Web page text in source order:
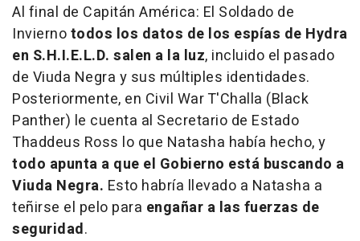
Al final de Capitán América: El Soldado de
Inviernotodos los datos de los espías de Hydra
en S.H.I.E.L.D. salen a la luz, incluido el pasado
de Viuda Negra y sus múltiples identidades.
Posteriormente, en Civil WarT'Challa (Black
Panther) le cuenta al Secretario de Estado
Thaddeus Ross lo que Natasha había hecho, y
todo apunta a que el Gobierno está buscando a
Viuda Negra. Esto habría llevado a Natasha a
teñirse el pelo para engañar a las fuerzas de
seguridad.